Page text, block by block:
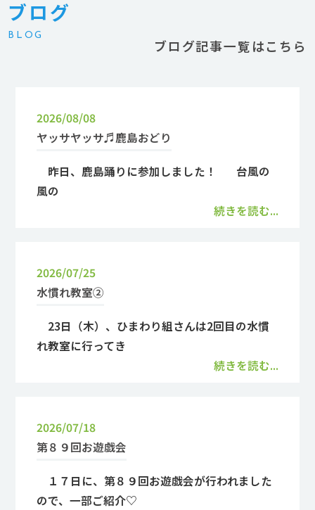
ブログ
BLOG
ブログ記事一覧はこちら
2026/08/08
ヤッサヤッサ♬鹿島おどり
昨日、鹿島踊りに参加しました！ 台風の
風の
続きを読む...
2026/07/25
水慣れ教室②
23日（木）、ひまわり組さんは2回目の水慣
れ教室に行ってき
続きを読む...
2026/07/18
第８９回お遊戯会
１７日に、第８９回お遊戯会が行われました
ので、一部ご紹介♡